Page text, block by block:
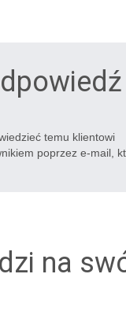
temu klientowi
poprzez e-mail,
na